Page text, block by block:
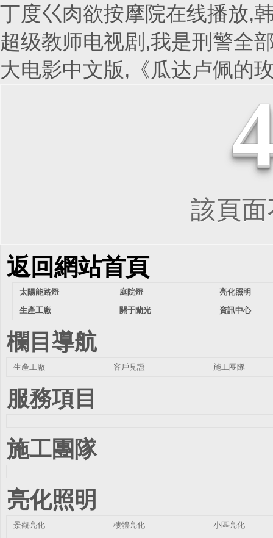
丁度巜肉欲按摩院在线播放,
超级教师电视剧,我是刑警全
大电影中文版,《瓜达卢佩的
該頁面
返回網站首頁
太陽能路燈 庭院燈
亮化照明
生產工廠
關于蘭光 資訊中心
欄目導航
生產工廠 客戶見證 施工團隊
服務項目
施工團隊
亮化照明
景觀亮化 樓體亮化
小區亮化